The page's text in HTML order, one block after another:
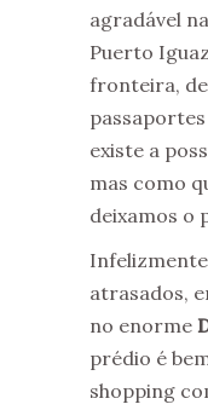
agradável
Puerto
fronteira,
existe a
mas como
deixamos o
atrasados,
no enorme
prédio é
shopping